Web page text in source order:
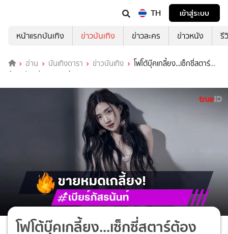
TH
เข้าสู่ระบบ
หน้าแรกบันเทิง
ข่าวบันเทิง ข่าวละคร ข่าวหนัง รี
อ่าน บันเทิงดารา ข่าวบันเทิง
โฟโต้บุ๊คเกลี้ยง...เซ็กซี่สตาร์
ต้องเปิดพรีรอบสองด่วน
โฟโต้บุ๊คเกลี้ยง...เซ็กซี่สตาร์ต้อง